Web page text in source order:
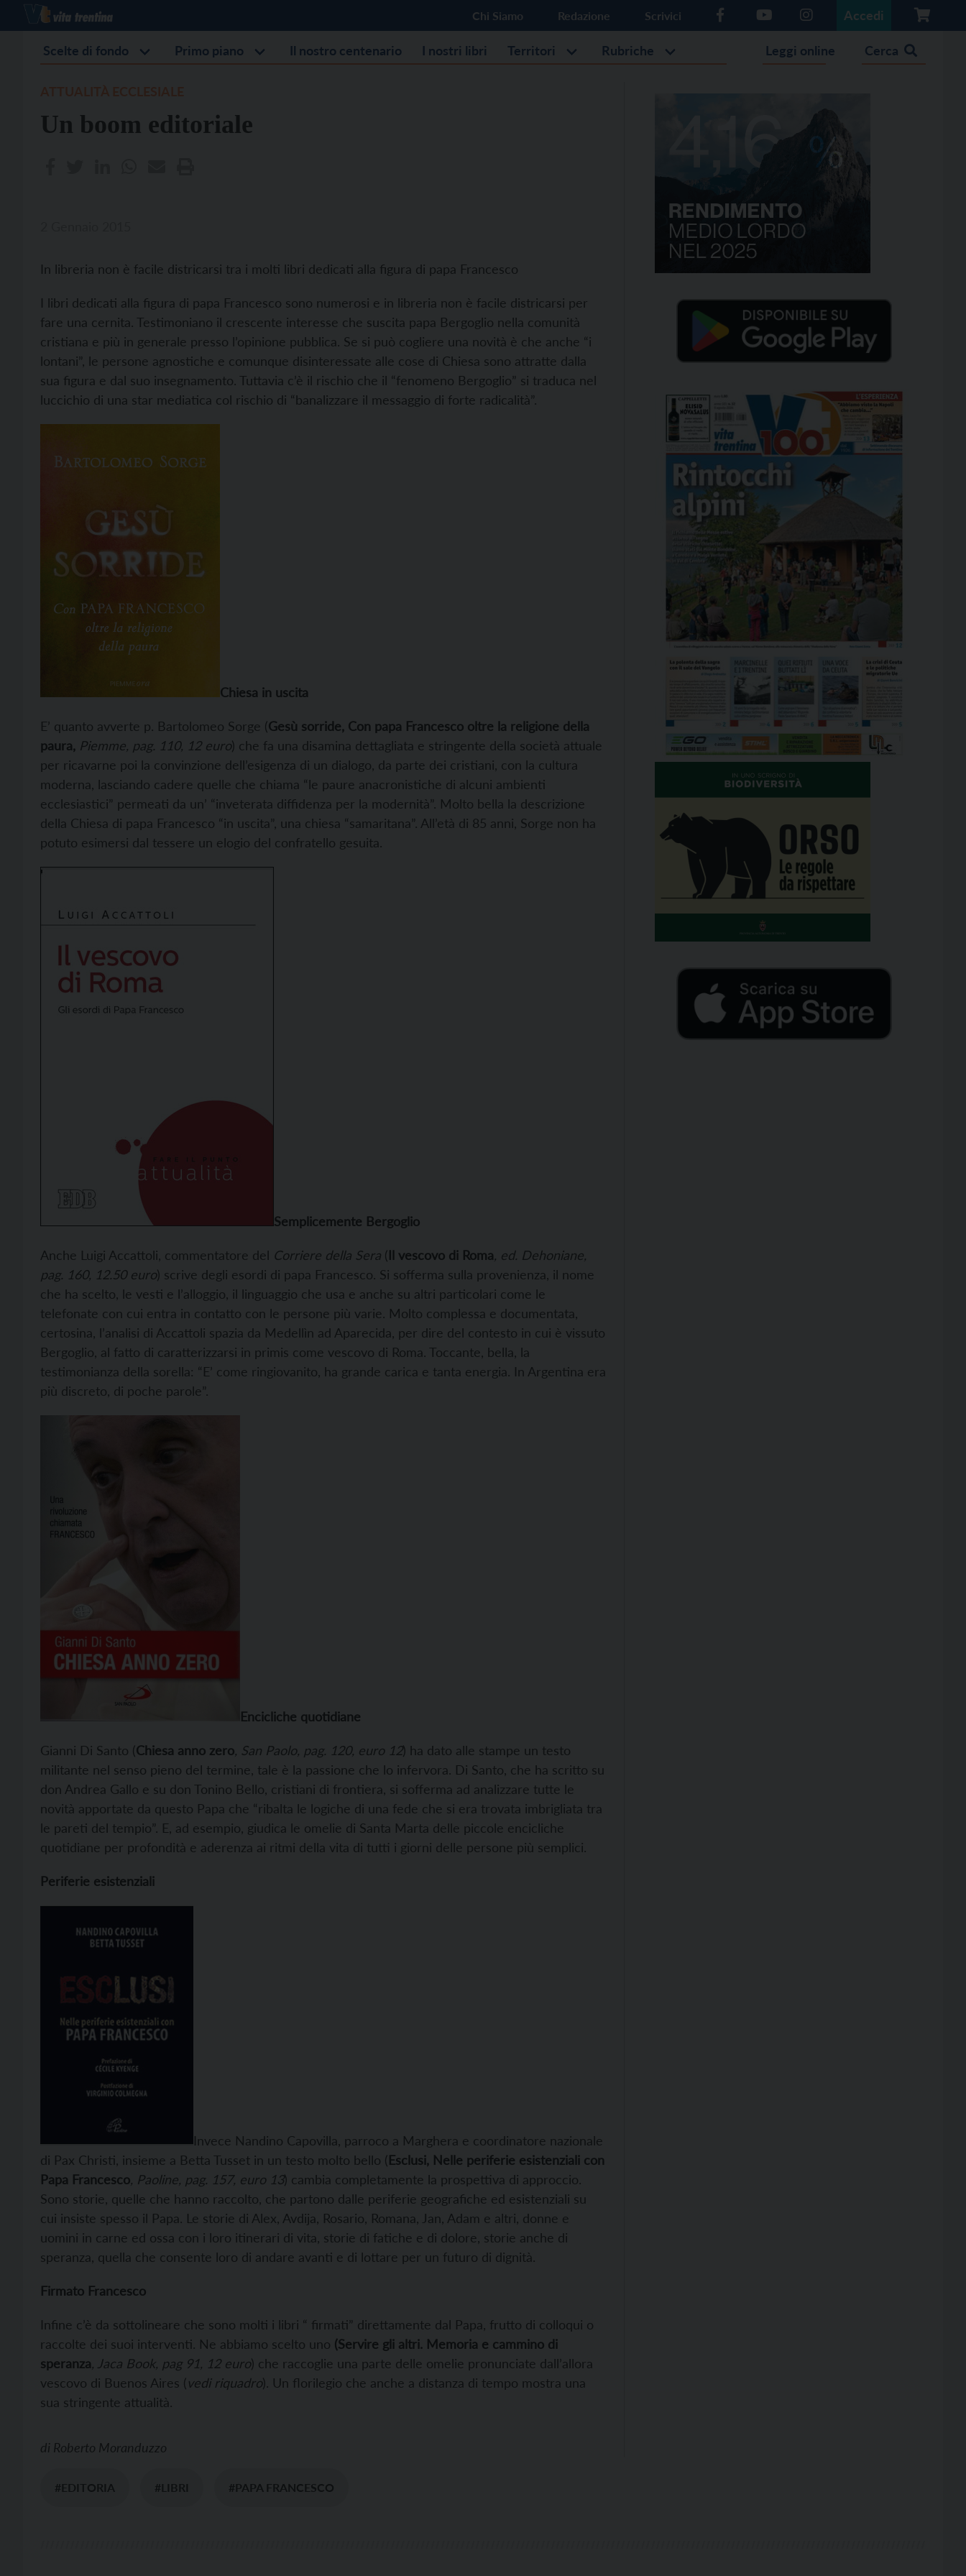
Chi Siamo Redazione Scrivici Accedi
Scelte di fondo Primo piano Il nostro centenario I nostri libri Territori Rubriche Leggi online Cerca
Un boom editoriale
In libreria non è facile districarsi tra i molti libri dedicati alla figura di papa Francesco
I libri dedicati alla figura di papa Francesco sono numerosi e in libreria non è facile districarsi per
fare una cernita. Testimoniano il crescente interesse che suscita papa Bergoglio nella comunità
cristiana e più in generale presso l’opinione pubblica. Se si può cogliere una novità è che anche “i
lontani”, le persone agnostiche e comunque disinteressate alle cose di Chiesa sono attratte dalla
sua figura e dal suo insegnamento. Tuttavia c’è il rischio che il “fenomeno Bergoglio” si traduca nel
luccichio di una star mediatica col rischio di “banalizzare il messaggio di forte radicalità”.
Chiesa in uscita
E’ quanto avverte p. Bartolomeo Sorge (Gesù sorride, Con papa Francesco oltre la religione della
paura, Piemme, pag. 110, 12 euro) che fa una disamina dettagliata e stringente della società attuale
per ricavarne poi la convinzione dell’esigenza di un dialogo, da parte dei cristiani, con la cultura
moderna, lasciando cadere quelle che chiama “le paure anacronistiche di alcuni ambienti
ecclesiastici” permeati da un’ “inveterata diffidenza per la modernità”. Molto bella la descrizione
della Chiesa di papa Francesco “in uscita”, una chiesa “samaritana”. All’età di 85 anni, Sorge non ha
potuto esimersi dal tessere un elogio del confratello gesuita.
Semplicemente Bergoglio
Anche Luigi Accattoli, commentatore del Corriere della Sera (Il vescovo di Roma, ed. Dehoniane,
pag. 160, 12.50 euro) scrive degli esordi di papa Francesco. Si sofferma sulla provenienza, il nome
che ha scelto, le vesti e l’alloggio, il linguaggio che usa e anche su altri particolari come le
telefonate con cui entra in contatto con le persone più varie. Molto complessa e documentata,
certosina, l’analisi di Accattoli spazia da Medellìn ad Aparecida, per dire del contesto in cui è vissuto
Bergoglio, al fatto di caratterizzarsi in primis come vescovo di Roma. Toccante, bella, la
testimonianza della sorella: “E’ come ringiovanito, ha grande carica e tanta energia. In Argentina era
più discreto, di poche parole”.
Encicliche quotidiane
Gianni Di Santo (Chiesa anno zero, San Paolo, pag. 120, euro 12) ha dato alle stampe un testo
militante nel senso pieno del termine, tale è la passione che lo infervora. Di Santo, che ha scritto su
don Andrea Gallo e su don Tonino Bello, cristiani di frontiera, si sofferma ad analizzare tutte le
novità apportate da questo Papa che “ribalta le logiche di una fede che si era trovata imbrigliata tra
le pareti del tempio”. E, ad esempio, giudica le omelie di Santa Marta delle piccole encicliche
quotidiane per profondità e aderenza ai ritmi della vita di tutti i giorni delle persone più semplici.
Periferie esistenziali
Invece Nandino Capovilla, parroco a Marghera e coordinatore nazionale
di Pax Christi, insieme a Betta Tusset in un testo molto bello (Esclusi, Nelle periferie esistenziali con
Papa Francesco, Paoline, pag. 157, euro 13) cambia completamente la prospettiva di approccio.
Sono storie, quelle che hanno raccolto, che partono dalle periferie geografiche ed esistenziali su
cui insiste spesso il Papa. Le storie di Alex, Avdija, Rosario, Romana, Jan, Adam e altri, donne e
uomini in carne ed ossa con i loro itinerari di vita, storie di fatiche e di dolore, storie anche di
speranza, quella che consente loro di andare avanti e di lottare per un futuro di dignità.
Firmato Francesco
Infine c’è da sottolineare che sono molti i libri “ firmati” direttamente dal Papa, frutto di colloqui o
raccolte dei suoi interventi. Ne abbiamo scelto uno (Servire gli altri. Memoria e cammino di
speranza, Jaca Book, pag 91, 12 euro) che raccoglie una parte delle omelie pronunciate dall’allora
vescovo di Buenos Aires (vedi riquadro). Un florilegio che anche a distanza di tempo mostra una
sua stringente attualità.
di Roberto Moranduzzo
#EDITORIA #LIBRI #PAPA FRANCESCO